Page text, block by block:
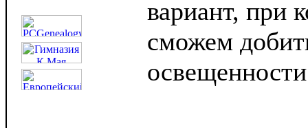
вариант, при
сможем